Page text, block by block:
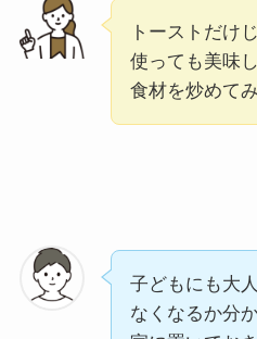
トーストだけ
使っても美味
食材を炒めて
子どもにも大
なくなるか分